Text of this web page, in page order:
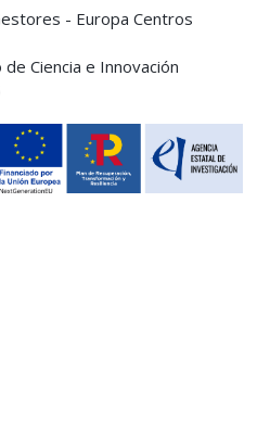
- Europa Centros
Ciencia e Innovación